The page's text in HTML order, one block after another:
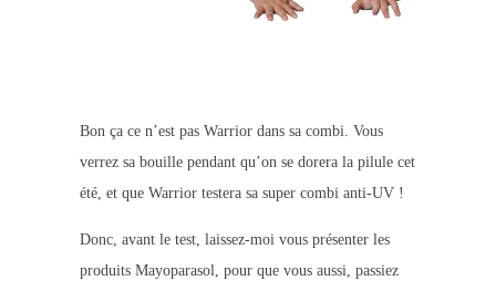
Bon ça ce n’est pas Warrior dans sa combi. Vous
verrez sa bouille pendant qu’on se dorera la pilule cet
été, et que Warrior testera sa super combi anti-UV !
Donc, avant le test, laissez-moi vous présenter les
produits Mayoparasol, pour que vous aussi, passiez